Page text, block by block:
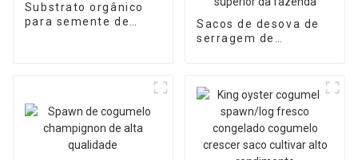
Substrato orgânico
para semente de
Sacos de desova de
serragem de